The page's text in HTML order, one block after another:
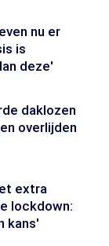
nu er
is
deze'
daklozen
overlijden
extra
lockdown:
kans'